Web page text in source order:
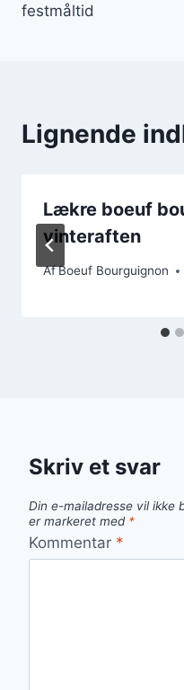
festmåltid
Lignende
Lækre boeuf
vinteraften
AfBoeuf Bourguignon
Skriv et svar
Din e-mailadresse vil ikke
er markeret med *
Kommentar *